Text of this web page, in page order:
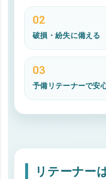
02
破損・紛失に備える
03
予備リテーナーで安
リテーナー